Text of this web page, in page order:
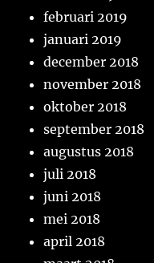
februari 2019
januari 2019
december 2018
november 2018
oktober 2018
september 2018
augustus 2018
juli 2018
juni 2018
mei 2018
april 2018